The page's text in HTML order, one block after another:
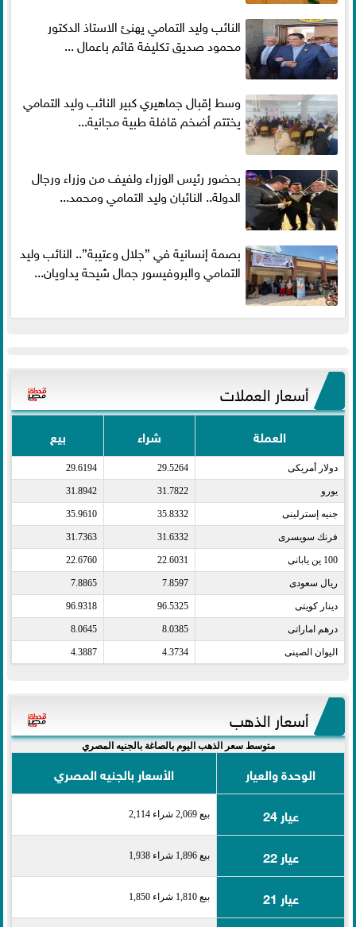
النائب وليد التمامي يهنئ الاستاذ الدكتور
محمود صديق تكليفة قائم باعمال ...
وسط إقبال جماهيري كبير النائب وليد التمامي
يختتم أضخم قافلة طبية مجانية...
بحضور رئيس الوزراء ولفيف من وزراء ورجال
الدولة.. النائبان وليد التمامي ومحمد...
بصمة إنسانية في ”جلال وعتيبة”.. النائب وليد
التمامي والبروفيسور جمال شيحة يداويان...
أسعار العملات
العملة شراء بيع
دولار أمريكى​ 29.5264
29.6194
يورو​ 31.7822
31.8942
جنيه إسترلينى​ 35.8332
35.9610
فرنك سويسرى​ 31.6332
31.7363
100 ين يابانى​ 22.6031
22.6760
ريال سعودى​ 7.8597
7.8865
دينار كويتى​ 96.5325
96.9318
درهم اماراتى​ 8.0385
8.0645
اليوان الصينى​ 4.3734
4.3887
أسعار الذهب
متوسط سعر الذهب اليوم بالصاغة بالجنيه المصري
الوحدة والعيار
الأسعار بالجنيه المصري
عيار 24
بيع 2,069 شراء 2,114
عيار 22 بيع 1,896 شراء 1,938
عيار 21 بيع 1,810 شراء 1,850